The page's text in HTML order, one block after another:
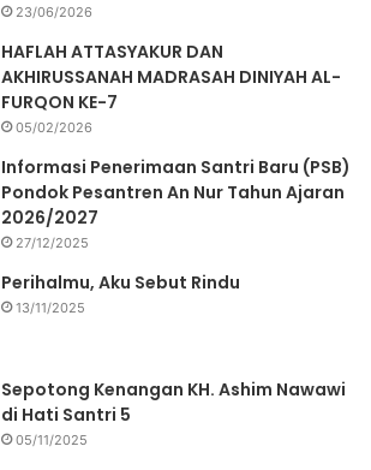
23/06/2026
HAFLAH ATTASYAKUR DAN
AKHIRUSSANAH MADRASAH DINIYAH AL-
FURQON KE-7
05/02/2026
Informasi Penerimaan Santri Baru (PSB)
Pondok Pesantren An Nur Tahun Ajaran
2026/2027
27/12/2025
Perihalmu, Aku Sebut Rindu
13/11/2025
Sepotong Kenangan KH. Ashim Nawawi
di Hati Santri 5
05/11/2025